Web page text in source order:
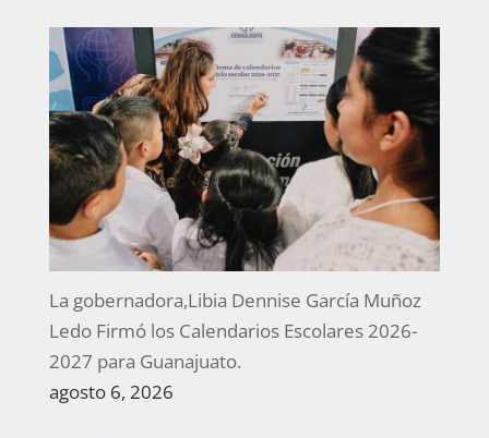
La gobernadora,Libia Dennise García Muñoz
Ledo Firmó los Calendarios Escolares 2026-
2027 para Guanajuato.
agosto 6, 2026